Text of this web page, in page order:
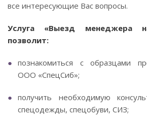
все интересующие Вас вопросы.
Услуга «Выезд менеджера
позволит:
познакомиться с образцами
ООО «СпецСиб»;
получить необходимую
спецодежды, спецобуви, СИЗ;